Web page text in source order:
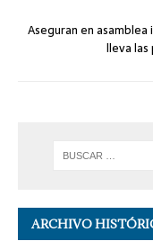
Aseguran en
lleva
ARCHIVO